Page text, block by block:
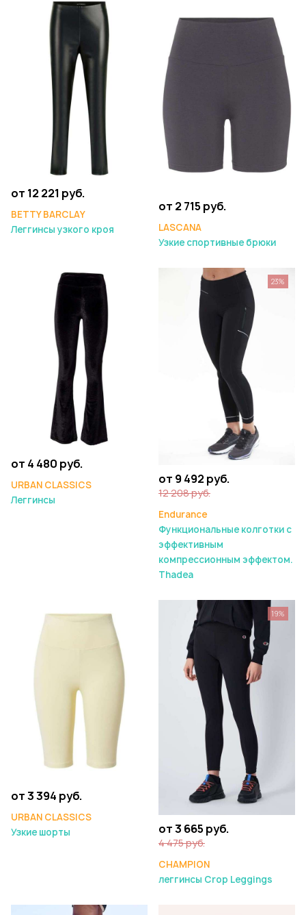
от 12 221 руб.
BETTY BARCLAY
Леггинсы узкого кроя
от 2 715 руб.
LASCANA
Узкие спортивные брюки
от 4 480 руб.
URBAN CLASSICS
Леггинсы
от 9 492 руб.
12 208 руб.
Endurance
Функциональные колготки с
эффективным
компрессионным эффектом.
Thadea
23%
от 3 394 руб.
URBAN CLASSICS
Узкие шорты
от 3 665 руб.
4 475 руб.
CHAMPION
леггинсы Crop Leggings
19%